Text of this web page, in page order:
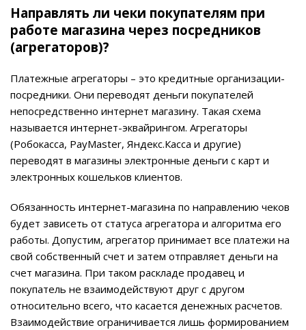
Направлять ли чеки покупателям при
работе магазина через посредников
(агрегаторов)?
Платежные агрегаторы – это кредитные организации-
посредники. Они переводят деньги покупателей
непосредственно интернет магазину. Такая схема
называется интернет-эквайрингом. Агрегаторы
(Робокасса, PayMaster, Яндекс.Касса и другие)
переводят в магазины электронные деньги с карт и
электронных кошельков клиентов.
Обязанность интернет-магазина по направлению чеков
будет зависеть от статуса агрегатора и алгоритма его
работы. Допустим, агрегатор принимает все платежи на
свой собственный счет и затем отправляет деньги на
счет магазина. При таком раскладе продавец и
покупатель не взаимодействуют друг с другом
относительно всего, что касается денежных расчетов.
Взаимодействие ограничивается лишь формированием